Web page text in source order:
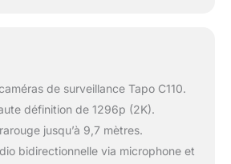
de surveillance Tapo C110.
définition de 1296p (2K).
jusqu’à 9,7 mètres.
bidirectionnelle via microphone et